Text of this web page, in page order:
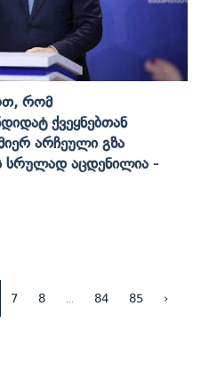
Რომ
Ქვეყნებთან
Არჩეული Გზა
Სრულად Აცდენილია -
7 8 84 85 ›